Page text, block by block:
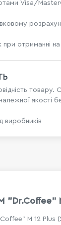
Visa/
при отриманні
товару.
якості
виробників
"Dr.Coffee"
M 12 Plus